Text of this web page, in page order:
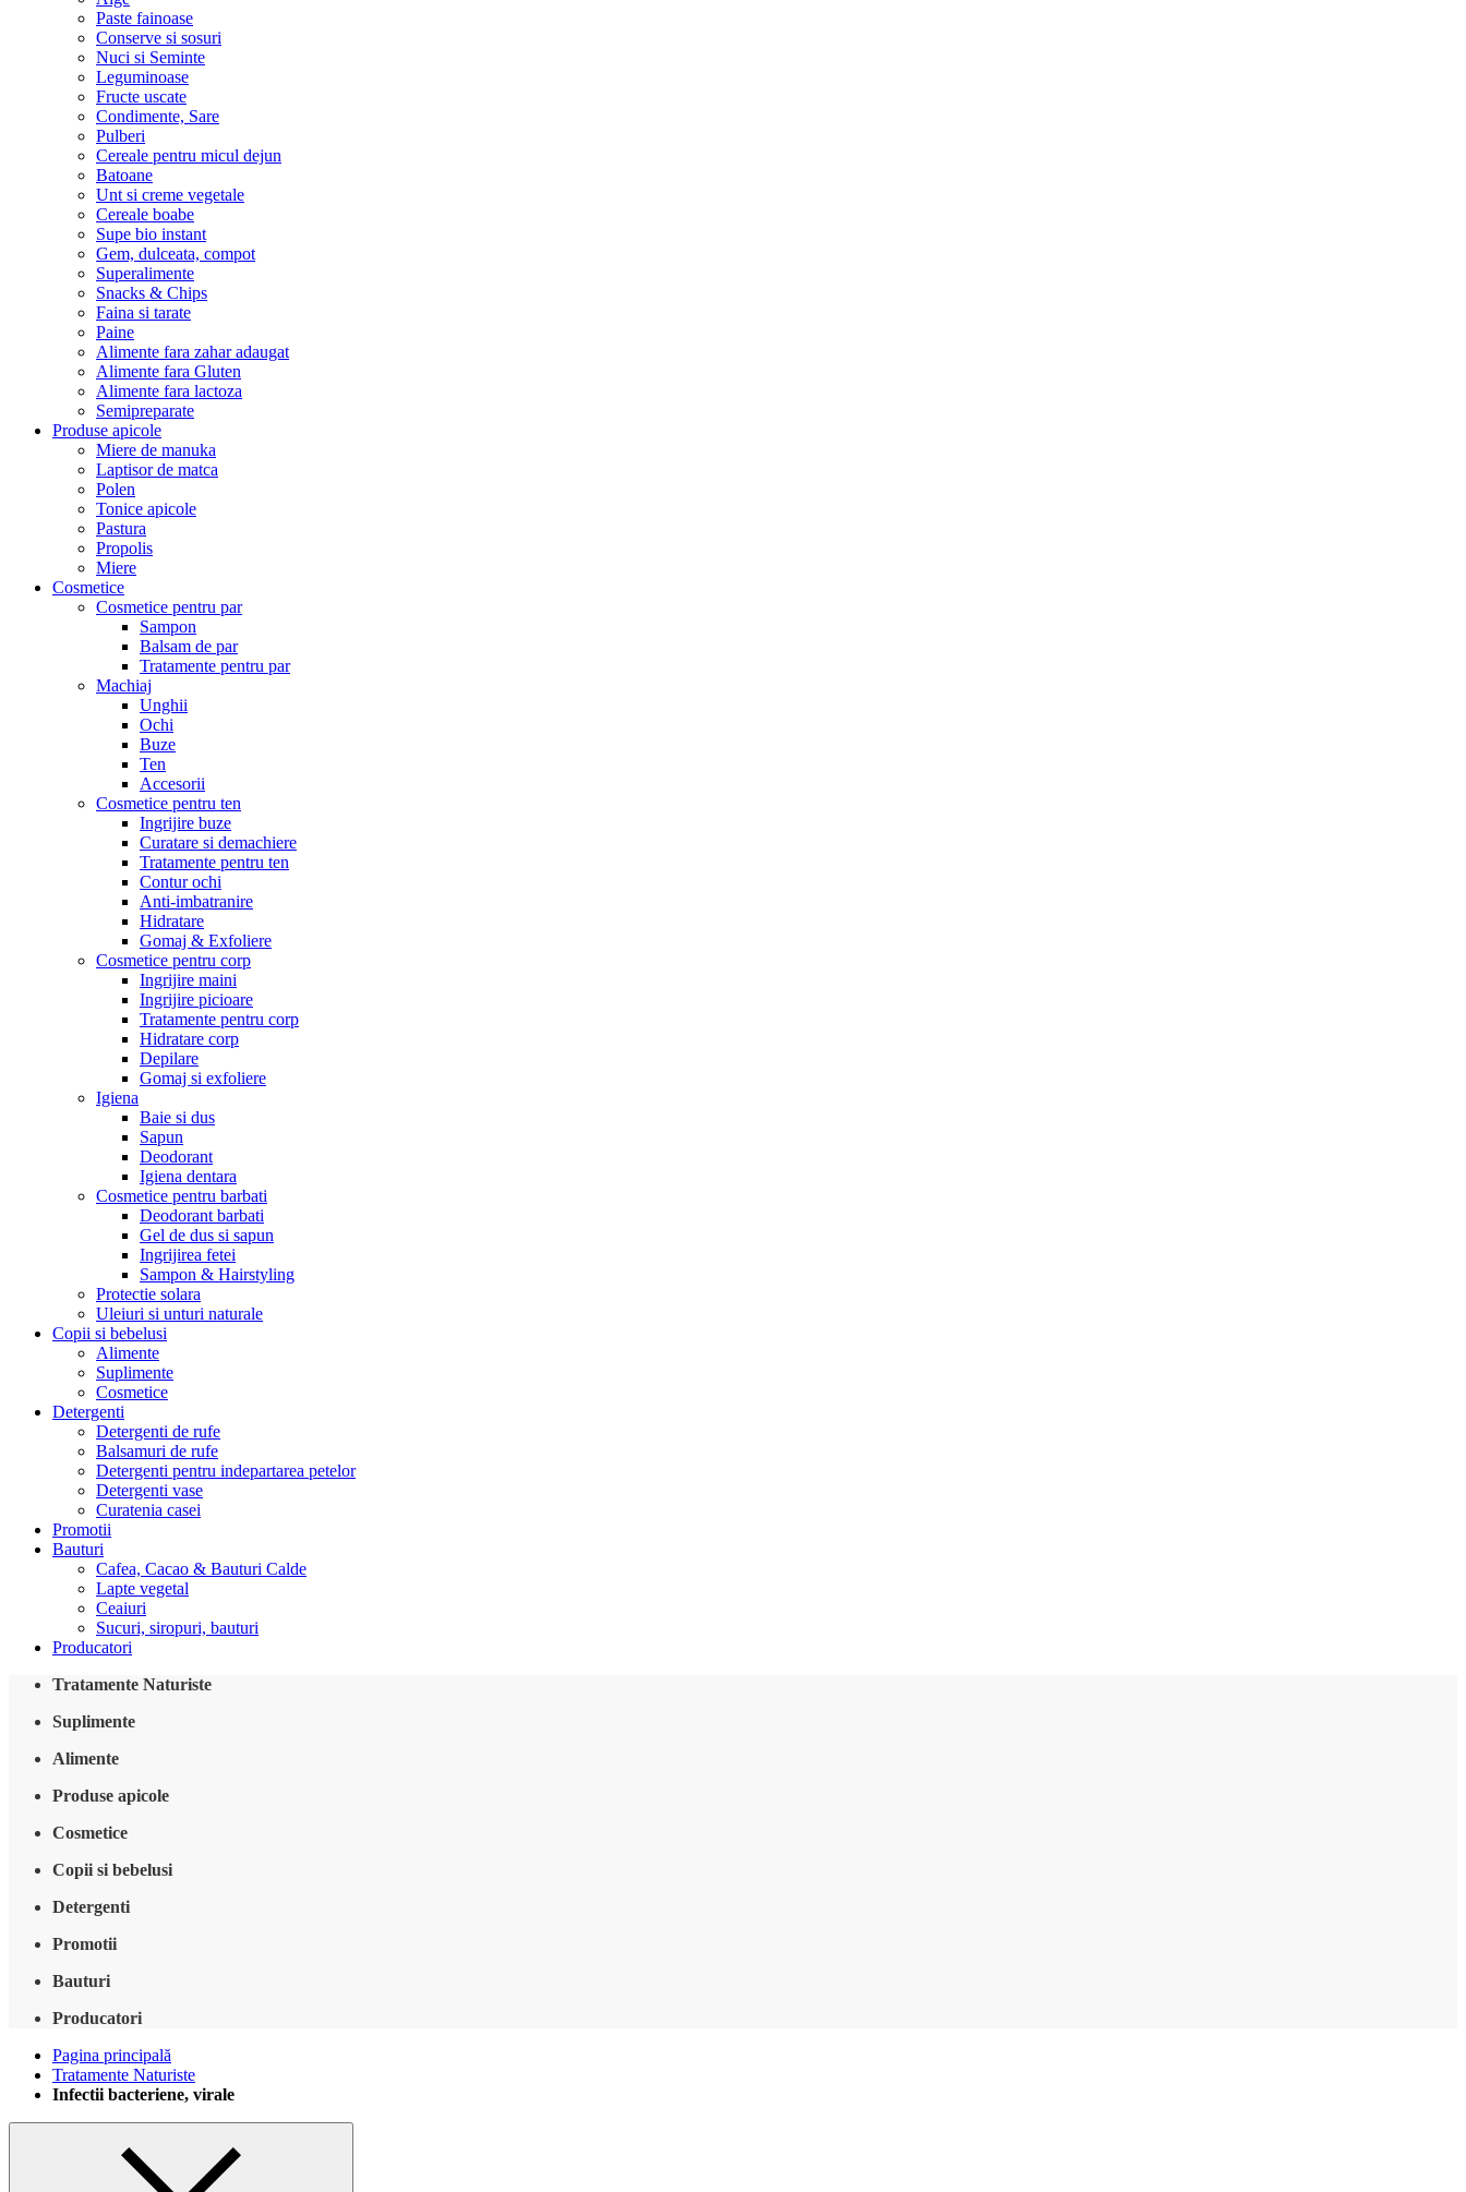
Paste fainoase
Conserve si sosuri
Nuci si Seminte
Leguminoase
Fructe uscate
Condimente, Sare
Pulberi
Cereale pentru micul dejun
Batoane
Unt si creme vegetale
Cereale boabe
Supe bio instant
Gem, dulceata, compot
Superalimente
Snacks & Chips
Faina si tarate
Paine
Alimente fara zahar adaugat
Alimente fara Gluten
Alimente fara lactoza
Semipreparate
Produse apicole
Miere de manuka
Laptisor de matca
Polen
Tonice apicole
Pastura
Propolis
Miere
Cosmetice
Cosmetice pentru par
Sampon
Balsam de par
Tratamente pentru par
Machiaj
Unghii
Ochi
Buze
Ten
Accesorii
Cosmetice pentru ten
Ingrijire buze
Curatare si demachiere
Tratamente pentru ten
Contur ochi
Anti-imbatranire
Hidratare
Gomaj & Exfoliere
Cosmetice pentru corp
Ingrijire maini
Ingrijire picioare
Tratamente pentru corp
Hidratare corp
Depilare
Gomaj si exfoliere
Igiena
Baie si dus
Sapun
Deodorant
Igiena dentara
Cosmetice pentru barbati
Deodorant barbati
Gel de dus si sapun
Ingrijirea fetei
Sampon & Hairstyling
Protectie solara
Uleiuri si unturi naturale
Copii si bebelusi
Alimente
Suplimente
Cosmetice
Detergenti
Detergenti de rufe
Balsamuri de rufe
Detergenti pentru indepartarea petelor
Detergenti vase
Curatenia casei
Promotii
Bauturi
Cafea, Cacao & Bauturi Calde
Lapte vegetal
Ceaiuri
Sucuri, siropuri, bauturi
Producatori
Tratamente Naturiste
Suplimente
Alimente
Produse apicole
Cosmetice
Copii si bebelusi
Detergenti
Promotii
Bauturi
Producatori
Pagina principală
Tratamente Naturiste
Infectii bacteriene, virale